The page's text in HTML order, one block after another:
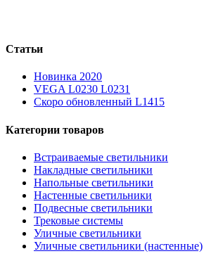
Статьи
Новинка 2020
VEGA L0230 L0231
Скоро обновленный L1415
Категории товаров
Встраиваемые светильники
Накладные светильники
Напольные светильники
Настенные светильники
Подвесные светильники
Трековые системы
Уличные светильники
Уличные светильники (настенные)